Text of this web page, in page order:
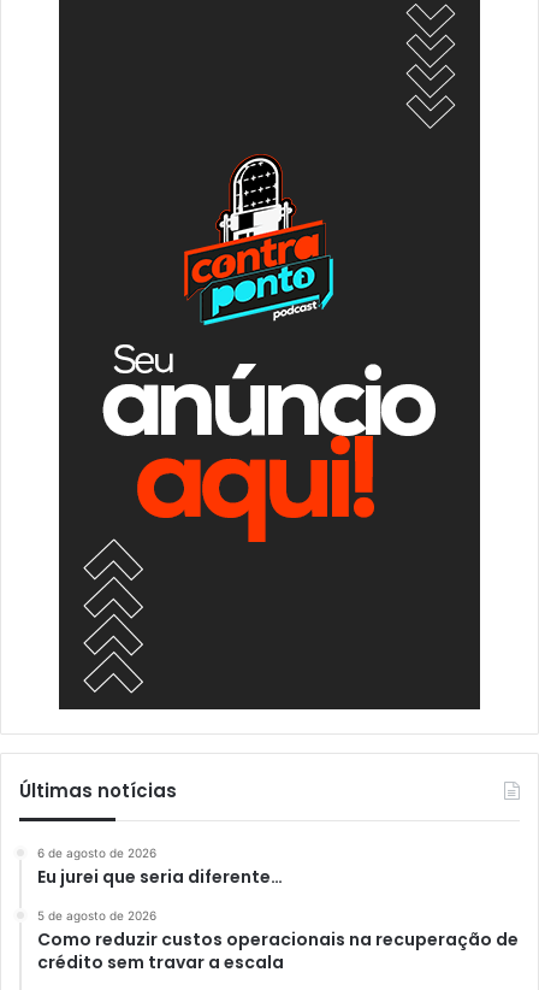
Últimas notícias
6 de agosto de 2026
Eu jurei que seria diferente…
5 de agosto de 2026
Como reduzir custos operacionais na recuperação de
crédito sem travar a escala